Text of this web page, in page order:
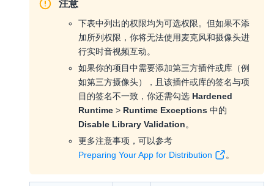
注意
下表中列出的权限均为可选权限。但如果不添
加所列权限，你将无法使用麦克风和摄像头进
行实时音视频互动。
如果你的项目中需要添加第三方插件或库（例
如第三方摄像头），且该插件或库的签名与项
目的签名不一致，你还需勾选 Hardened
Runtime > Runtime Exceptions 中的
Disable Library Validation。
更多注意事项，可以参考
Preparing Your App for Distribution
。